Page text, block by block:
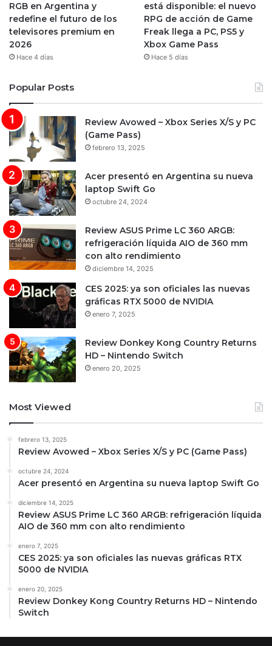
RGB en Argentina y
redefine el futuro de los
televisores premium en
2026
Hace 4 días
está disponible: el nuevo
RPG de acción de Game
Freak llega a PC, PS5 y
Xbox Game Pass
Hace 5 días
Popular Posts
Review Avowed – Xbox Series X/S y PC
(Game Pass)
febrero 13, 2025
Acer presentó en Argentina su nueva
laptop Swift Go
octubre 24, 2024
Review ASUS Prime LC 360 ARGB:
refrigeración líquida AIO de 360 mm
con alto rendimiento
diciembre 14, 2025
CES 2025: ya son oficiales las nuevas
gráficas RTX 5000 de NVIDIA
enero 7, 2025
Review Donkey Kong Country Returns
HD – Nintendo Switch
enero 20, 2025
Most Viewed
febrero 13, 2025
Review Avowed – Xbox Series X/S y PC (Game Pass)
octubre 24, 2024
Acer presentó en Argentina su nueva laptop Swift Go
diciembre 14, 2025
Review ASUS Prime LC 360 ARGB: refrigeración líquida
AIO de 360 mm con alto rendimiento
enero 7, 2025
CES 2025: ya son oficiales las nuevas gráficas RTX
5000 de NVIDIA
enero 20, 2025
Review Donkey Kong Country Returns HD – Nintendo
Switch